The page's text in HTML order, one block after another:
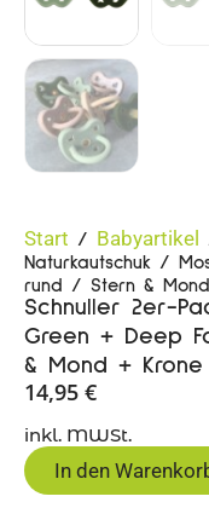
Start / Babyartikel
Naturkautschuk /
rund / Stern &
Schnuller 2er-
Green + Deep
& Mond + Krone
14,95 €
inkl. MWSt.
In den